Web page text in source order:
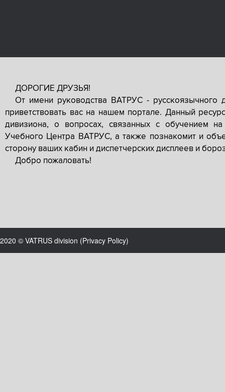
ДОРОГИЕ ДРУЗЬЯ!
От имени руководства ВАТРУС -
приветствовать вас на нашем портале. Данный
дивизиона, о вопросах, связанных с обучением
Учебного Центра ВАТРУС, а также познакомит и
сторону ваших кабин и диспетчерских дисплеев и
Добро пожаловать!
2020 © VATRUS division (Privacy Policy)